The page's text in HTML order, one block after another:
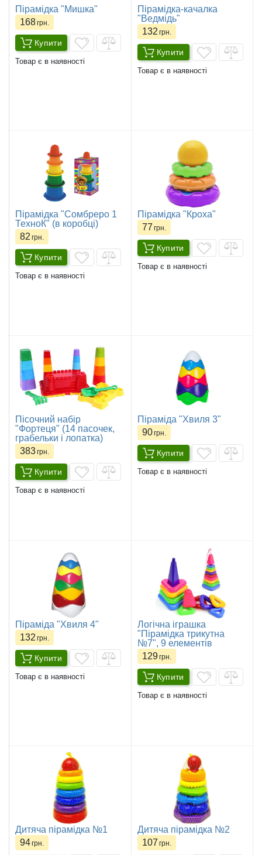
Пірамідка "Мишка"
168грн.
Купити
Товар є в наявності
Пірамідка-качалка
"Ведмідь"
132 грн.
Купити
Товар є в наявності
Пірамідка "Сомбреро 1
ТехноК" (в коробці)
82 грн.
Купити
Товар є в наявності
Пірамідка "Кроха"
77 грн.
Купити
Товар є в наявності
Пісочний набір
"Фортеця" (14 пасочек,
грабельки і лопатка)
383грн.
Купити
Товар є в наявності
Піраміда "Хвиля 3"
90грн.
Купити
Товар є в наявності
Піраміда "Хвиля 4"
132 грн.
Купити
Товар є в наявності
Логічна іграшка
"Пірамідка трикутна
№7", 9 елементів
129грн.
Купити
Товар є в наявності
Дитяча пірамідка №1
94грн.
Дитяча пірамідка №2
107 грн.